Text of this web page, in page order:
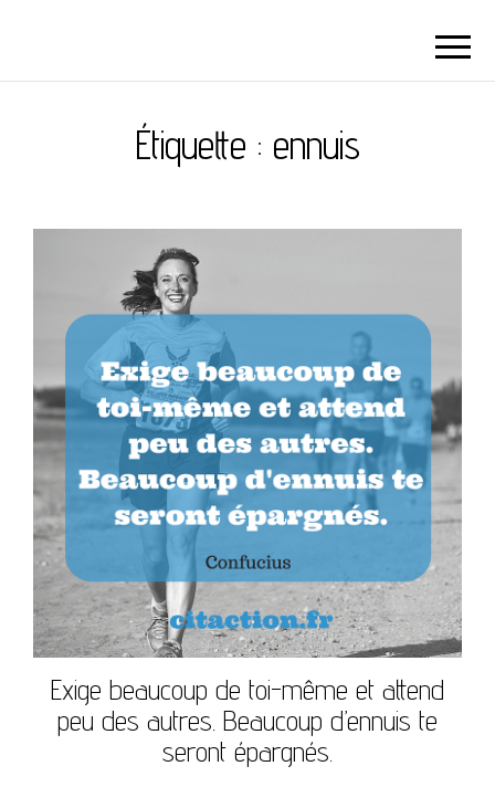
Étiquette : ennuis
Exige beaucoup de toi-même et attend
peu des autres. Beaucoup d’ennuis te
seront épargnés.